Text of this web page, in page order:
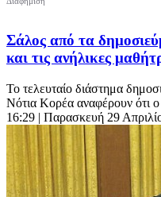
Σάλος από τα
και τις ανήλικες
Το τελευταίο διάστημα
Νότια Κορέα αναφέρουν ότι ο
16:29 | Παρασκευή 29